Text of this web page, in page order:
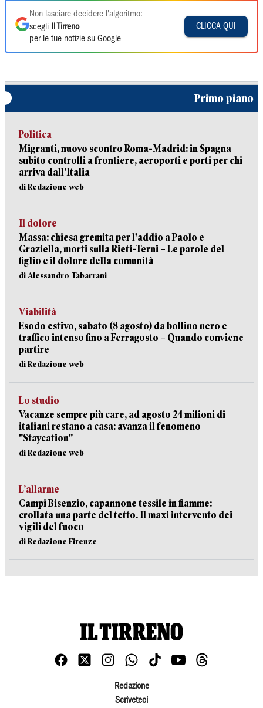
Non lasciare decidere l'algoritmo:
scegli
Il Tirreno
per le tue notizie su Google
CLICCA QUI
Primo piano
Politica
Migranti, nuovo scontro Roma-Madrid: in Spagna
subito controlli a frontiere, aeroporti e porti per chi
arriva dall’Italia
di Redazione web
Il dolore
Massa: chiesa gremita per l'addio a Paolo e
Graziella, morti sulla Rieti-Terni – Le parole del
figlio e il dolore della comunità
di Alessandro Tabarrani
Viabilità
Esodo estivo, sabato (8 agosto) da bollino nero e
traffico intenso fino a Ferragosto – Quando conviene
partire
di Redazione web
Lo studio
Vacanze sempre più care, ad agosto 24 milioni di
italiani restano a casa: avanza il fenomeno
"Staycation"
di Redazione web
L’allarme
Campi Bisenzio, capannone tessile in fiamme:
crollata una parte del tetto. Il maxi intervento dei
vigili del fuoco
di Redazione Firenze
Redazione
Scriveteci